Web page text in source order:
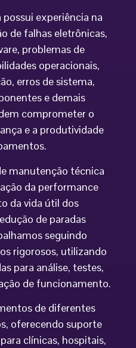
experiência na
de falhas eletrônicas,
problemas de
operacionais,
erros de sistema,
e demais
comprometer o
e a produtividade
manutenção técnica
da performance
da vida útil dos
de paradas
seguindo
rigorosos, utilizando
para análise, testes,
de funcionamento.
de diferentes
oferecendo suporte
clínicas, hospitais,